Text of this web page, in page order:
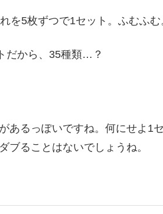
を5枚ずつで1セット。ふむふむ
だから、35種類…？
あるっぽいですね。何にせよ1
ブることはないでしょうね。